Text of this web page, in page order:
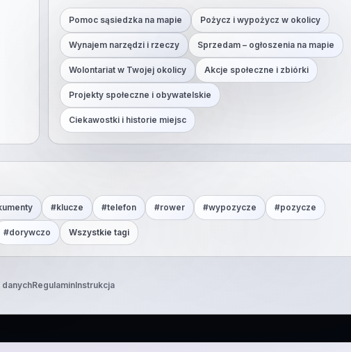
Pomoc sąsiedzka na mapie Pożycz i wypożycz w okolicy
Wynajem narzędzi i rzeczy Sprzedam – ogłoszenia na mapie
Wolontariat w Twojej okolicy Akcje społeczne i zbiórki
Projekty społeczne i obywatelskie
Ciekawostki i historie miejsc
#klucze #telefon #rower #wypozycze #pozycze
#dorywczo Wszystkie tagi
danychRegulaminInstrukcja